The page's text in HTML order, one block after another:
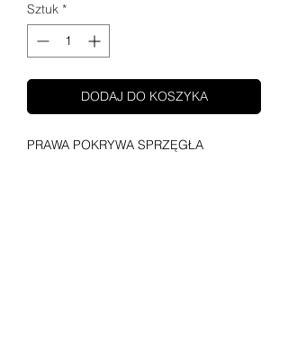
Sztuk *
DODAJ DO KOSZYKA
PRAWA POKRYWA SPRZĘGŁA